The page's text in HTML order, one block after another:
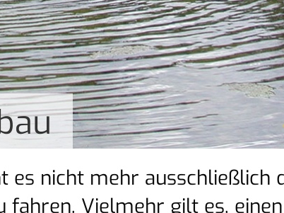
es nicht mehr ausschließlich
fahren. Vielmehr gilt es, einen